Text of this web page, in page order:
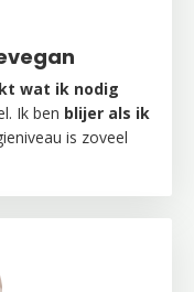
wat ik nodig
Ik ben blijer als ik
is zoveel